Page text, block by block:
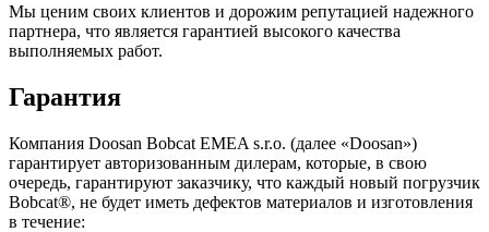
Мы ценим своих клиентов и дорожим репутацией надежного
партнера, что является гарантией высокого качества
выполняемых работ.
Гарантия
Компания Doosan Bobcat EMEA s.r.o. (далее «Doosan»)
гарантирует авторизованным дилерам, которые, в свою
очередь, гарантируют заказчику, что каждый новый погрузчик
Bobcat®, не будет иметь дефектов материалов и изготовления
в течение: